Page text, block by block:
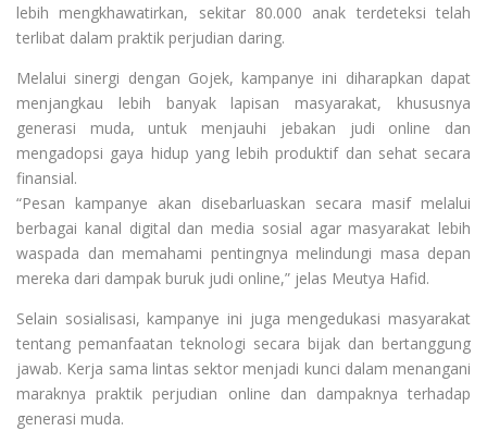
lebih mengkhawatirkan, sekitar 80.000 anak terdeteksi telah
terlibat dalam praktik perjudian daring.
Melalui sinergi dengan Gojek, kampanye ini diharapkan dapat
menjangkau lebih banyak lapisan masyarakat, khususnya
generasi muda, untuk menjauhi jebakan judi online dan
mengadopsi gaya hidup yang lebih produktif dan sehat secara
finansial.
“Pesan kampanye akan disebarluaskan secara masif melalui
berbagai kanal digital dan media sosial agar masyarakat lebih
waspada dan memahami pentingnya melindungi masa depan
mereka dari dampak buruk judi online,” jelas Meutya Hafid.
Selain sosialisasi, kampanye ini juga mengedukasi masyarakat
tentang pemanfaatan teknologi secara bijak dan bertanggung
jawab. Kerja sama lintas sektor menjadi kunci dalam menangani
maraknya praktik perjudian online dan dampaknya terhadap
generasi muda.